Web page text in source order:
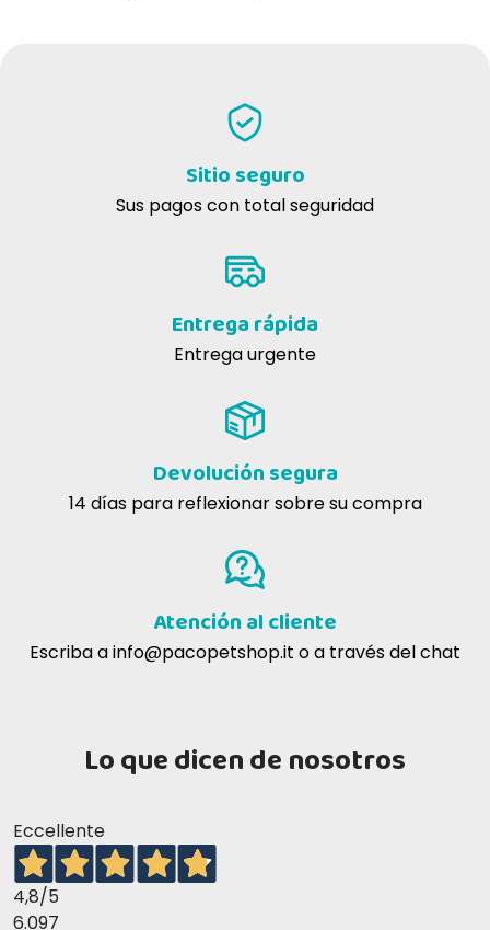
Sitio seguro
Sus pagos con total seguridad
Entrega rápida
Entrega urgente
Devolución segura
14 días para reflexionar sobre su compra
Atención al cliente
Escriba ainfo@pacopetshop.it o a través del chat
Lo que dicen de nosotros
Eccellente
4,8/5
6.097